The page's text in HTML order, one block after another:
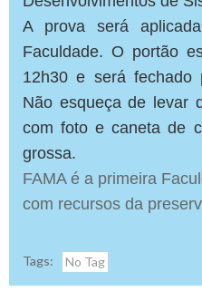
A prova será
Faculdade. O portão
12h30 e será fechado
Não esqueça de levar
com foto e caneta de
grossa.
FAMA é a primeira
com recursos da
Tags: No Tag